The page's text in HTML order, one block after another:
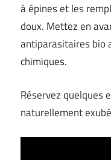
à épines et les
doux. Mettez en
antiparasitaires bio
chimiques.
Réservez quelques
naturellement